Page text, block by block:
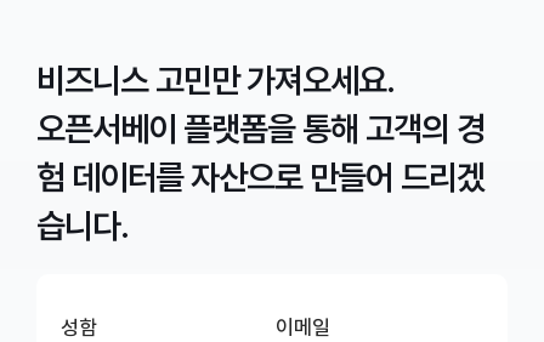
비즈니스 고민만 가져오세요.
오픈서베이 플랫폼을 통해 고객의 경
험 데이터를 자산으로 만들어 드리겠
습니다.
성함 이메일